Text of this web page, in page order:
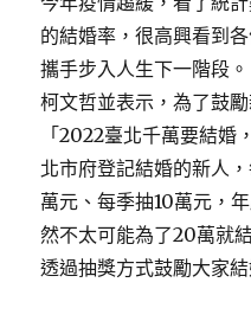
的結婚率，很高興看到
攜手步入人生下一階段。
柯文哲並表示，為了鼓
「2022臺北千萬要結婚
北市府登記結婚的新人
萬元、每季抽10萬元，
然不太可能為了20萬就
透過抽獎方式鼓勵大家結